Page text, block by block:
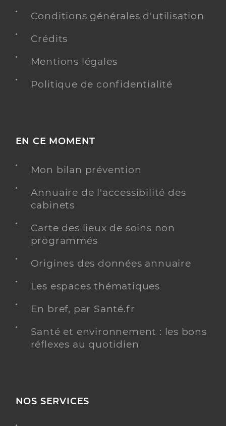
Conditions générales d'utilisation
Crédits
Mentions légales
Politique de confidentialité
EN CE MOMENT
Mon bilan prévention
Annuaire de l'accessibilité des
cabinets
Carte des lieux de soins non
programmés
Origines des données annuaire
Les espaces thématiques
En bref, par Santé.fr
Santé et environnement : les bons
réflexes au quotidien
NOS SERVICES